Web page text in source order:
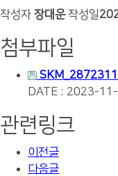
작성자 장대운 작성일
첨부파일
DATE : 2023-
관련링크
이전글
다음글